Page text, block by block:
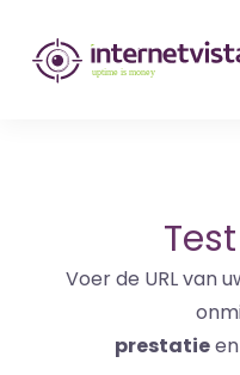
internetvista
monitoring
enVoer de URL van
prestatieen